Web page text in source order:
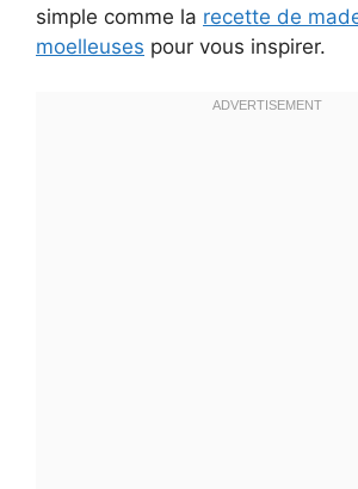
simple comme la recette de
moelleuses pour vous inspirer.